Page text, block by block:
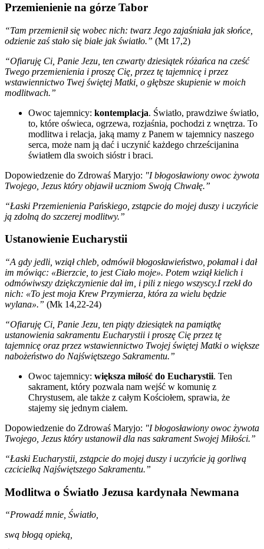
Przemienienie na górze Tabor
“Tam przemienił się wobec nich: twarz Jego zajaśniała jak słońce,
odzienie zaś stało się białe jak światło.” (Mt 17,2)
“Ofiaruję Ci, Panie Jezu, ten czwarty dziesiątek różańca na cześć
Twego przemienienia i proszę Cię, przez tę tajemnicę i przez
wstawiennictwo Twej świętej Matki, o głębsze skupienie w moich
modlitwach.”
Owoc tajemnicy: kontemplacja. Światło, prawdziwe światło,
to, które oświeca, ogrzewa, rozjaśnia, pochodzi z wnętrza. To
modlitwa i relacja, jaką mamy z Panem w tajemnicy naszego
serca, może nam ją dać i uczynić każdego chrześcijanina
światłem dla swoich sióstr i braci.
Dopowiedzenie do Zdrowaś Maryjo: "I błogosławiony owoc żywota
Twojego, Jezus który objawił uczniom Swoją Chwałę.”
“Łaski Przemienienia Pańskiego, zstąpcie do mojej duszy i uczyńcie
ją zdolną do szczerej modlitwy.”
Ustanowienie Eucharystii
“A gdy jedli, wziął chleb, odmówił błogosławieństwo, połamał i dał
im mówiąc: «Bierzcie, to jest Ciało moje». Potem wziął kielich i
odmówiwszy dziękczynienie dał im, i pili z niego wszyscy.I rzekł do
nich: «To jest moja Krew Przymierza, która za wielu będzie
wylana».” (Mk 14,22-24)
“Ofiaruję Ci, Panie Jezu, ten piąty dziesiątek na pamiątkę
ustanowienia sakramentu Eucharystii i proszę Cię przez tę
tajemnicę oraz przez wstawiennictwo Twojej świętej Matki o większe
nabożeństwo do Najświętszego Sakramentu.”
Owoc tajemnicy: większa miłość do Eucharystii. Ten
sakrament, który pozwala nam wejść w komunię z
Chrystusem, ale także z całym Kościołem, sprawia, że
stajemy się jednym ciałem.
Dopowiedzenie do Zdrowaś Maryjo: "I błogosławiony owoc żywota
Twojego, Jezus który ustanowił dla nas sakrament Swojej Miłości.”
“Łaski Eucharystii, zstąpcie do mojej duszy i uczyńcie ją gorliwą
czcicielką Najświętszego Sakramentu.”
Modlitwa o Światło Jezusa kardynała Newmana
“Prowadź mnie, Światło,
swą błogą opieką,